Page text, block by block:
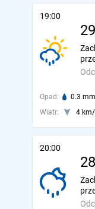
19:00
Opad: 0.3 mm
Wiatr:
4
20:00